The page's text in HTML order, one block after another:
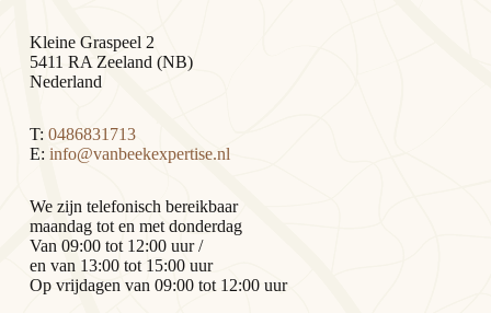
Kleine Graspeel 2
5411 RA Zeeland (NB)
Nederland
T: 0486831713
E: info@vanbeekexpertise.nl
We zijn telefonisch bereikbaar
maandag tot en met donderdag
Van 09:00 tot 12:00 uur /
en van 13:00 tot 15:00 uur
Op vrijdagen van 09:00 tot 12:00 uur